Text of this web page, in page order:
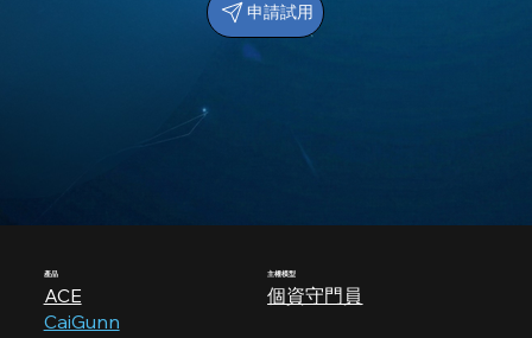
申請試用
產品
ACE
CaiGunn
​主權模型
個資守門員